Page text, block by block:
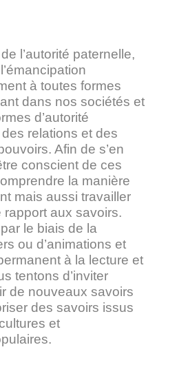
l’autorité paternelle,
à toutes formes
dans nos sociétés et
d’autorité
relations et des
Afin de s’en
conscient de ces
la manière
mais aussi travailler
aux savoirs.
le biais de la
ou d’animations et
à la lecture et
tentons d’inviter
de nouveaux savoirs
des savoirs issus
et